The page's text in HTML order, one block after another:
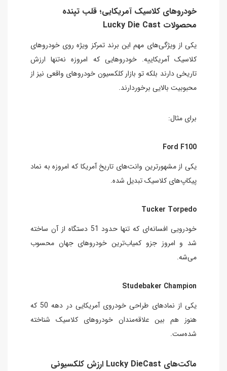
خودروهای کلاسیک آمریکایی؛ قلب تپنده
محصولات Lucky Die Cast
یکی از ویژگی‌های مهم این برند تمرکز ویژه روی خودروهای
کلاسیک آمریکاییه. خودروهایی که امروزه نه‌تنها ارزش
تاریخی دارند بلکه تو بازار کلکسیون خودروهای واقعی نیز از
محبوبیت بالایی برخوردارند.
برای مثال:
Ford F100
یکی از مشهورترین وانت‌های تاریخ آمریکا که امروزه به نماد
پیکاپ‌های کلاسیک تبدیل شده.
Tucker Torpedo
خودرویی افسانه‌ای که تنها حدود 51 دستگاه از آن ساخته
شد و امروز جزو کمیاب‌ترین خودروهای جهان محسوب
می‌شه.
Studebaker Champion
یکی از نمادهای طراحی خودروی آمریکایی در دهه 50 که
هنوز هم بین علاقه‌مندان خودروهای کلاسیک شناخته
شده‌ست.
ماکت‌های Lucky DieCast ارزش کلکسیونی